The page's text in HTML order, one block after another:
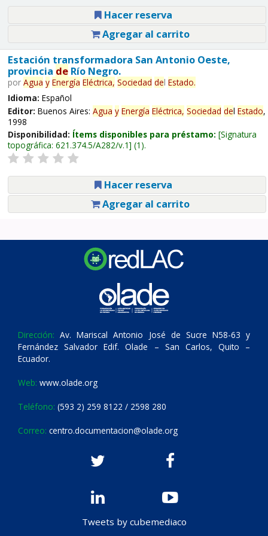
Hacer reserva
Agregar al carrito
Estación transformadora San Antonio Oeste,
provincia deRío Negro.
por Agua y Energía Eléctrica, Sociedad del Estado.
Idioma: Español
Editor: Buenos Aires: Agua y Energía Eléctrica, Sociedad del Estado,
1998
Disponibilidad: Ítems disponibles para préstamo: Signatura
topográfica: 621.374.5/A282/v.1 (1).
Hacer reserva
Agregar al carrito
Dirección: Av. Mariscal Antonio José de Sucre N58-63 y
Fernández Salvador Edif. Olade – San Carlos, Quito –
Ecuador.
Web: www.olade.org
Teléfono: (593 2) 259 8122 / 2598 280
Correo: centro.documentacion@olade.org
Tweets by cubemediaco